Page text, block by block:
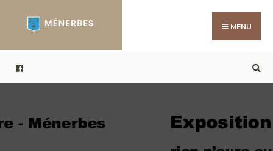
MENU
for: